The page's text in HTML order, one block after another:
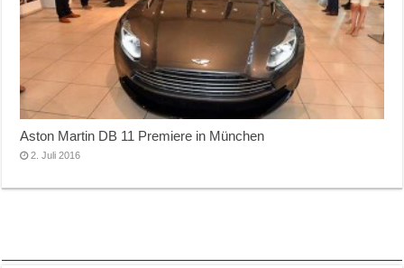
Aston Martin DB 11 Premiere in München
2. Juli 2016